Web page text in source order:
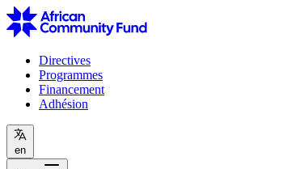
Directives
Programmes
Financement
Adhésion
en